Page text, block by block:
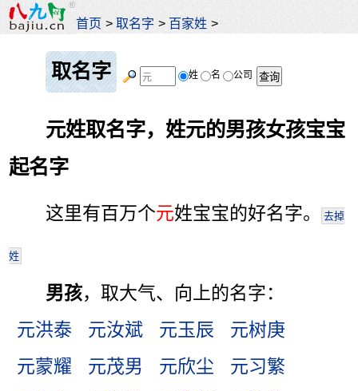
首页 >取名字 > 百家姓 >
取名字 姓 名 公司
元姓取名字，姓元的男孩女孩宝宝
起名字
这里有百万个元姓宝宝的好名字。 去掉
姓
男孩，取大气、向上的名字：
元洪泰
元汝斌 元玉辰
元树庚
元蒙耀
元茂男 元欣尘
元习繁